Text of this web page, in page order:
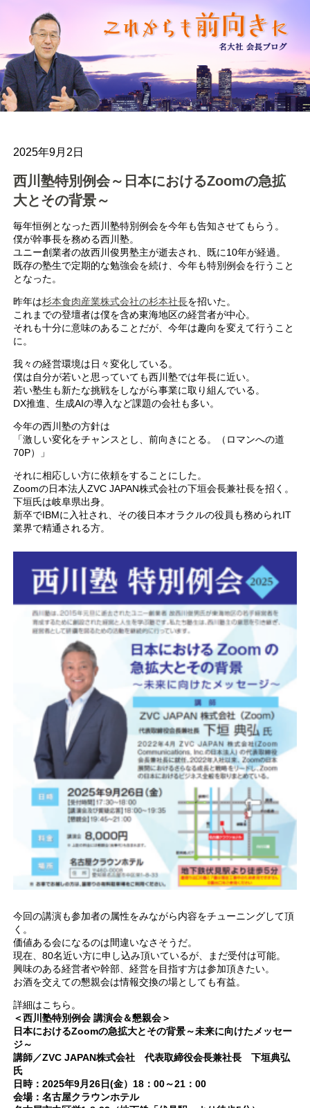
2025年9月2日
西川塾特別例会～日本におけるZoomの急拡
大とその背景～
毎年恒例となった西川塾特別例会を今年も告知させてもらう。
僕が幹事長を務める西川塾。
ユニー創業者の故西川俊男塾主が逝去され、既に10年が経過。
既存の塾生で定期的な勉強会を続け、今年も特別例会を行うこと
となった。
昨年は杉本食肉産業株式会社の杉本社長を招いた。
これまでの登壇者は僕を含め東海地区の経営者が中心。
それも十分に意味のあることだが、今年は趣向を変えて行うこと
に。
我々の経営環境は日々変化している。
僕は自分が若いと思っていても西川塾では年長に近い。
若い塾生も新たな挑戦をしながら事業に取り組んでいる。
DX推進、生成AIの導入など課題の会社も多い。
今年の西川塾の方針は
「激しい変化をチャンスとし、前向きにとる。（ロマンへの道
70P）」
それに相応しい方に依頼をすることにした。
Zoomの日本法人ZVC JAPAN株式会社の下垣会長兼社長を招く。
下垣氏は岐阜県出身。
新卒でIBMに入社され、その後日本オラクルの役員も務められIT
業界で精通される方。
今回の講演も参加者の属性をみながら内容をチューニングして頂
く。
価値ある会になるのは間違いなさそうだ。
現在、80名近い方に申し込み頂いているが、まだ受付は可能。
興味のある経営者や幹部、経営を目指す方は参加頂きたい。
お酒を交えての懇親会は情報交換の場としても有益。
詳細はこちら。
＜西川塾特別例会 講演会＆懇親会＞
日本におけるZoomの急拡大とその背景～未来に向けたメッセー
ジ～
講師／ZVC JAPAN株式会社 代表取締役会長兼社長 下垣典弘
氏
日時：2025年9月26日(金）18：00～21：00
会場：名古屋クラウンホテル